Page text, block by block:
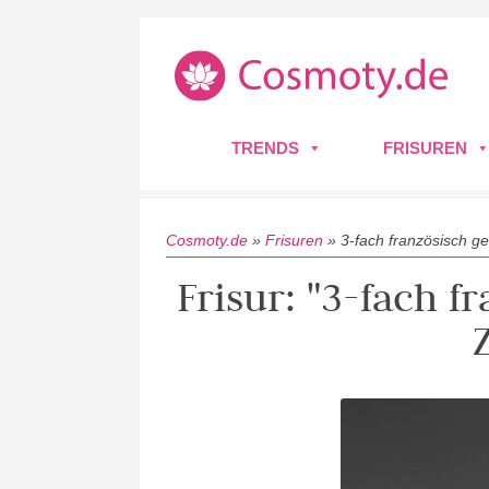
TRENDS FRISUREN
Cosmoty.de » Frisuren » 3-fach französisch
Frisur: "3-fach